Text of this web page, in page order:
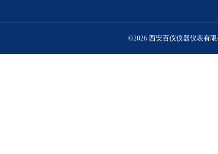
©2026 西安百仪仪器仪表有